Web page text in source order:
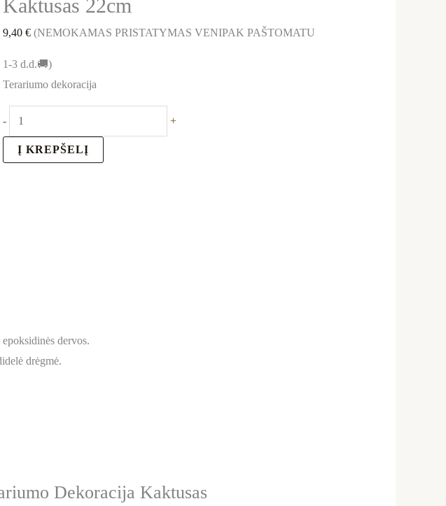
Kaktusas 22cm
9,40€ (NEMOKAMAS PRISTATYMAS VENIPAK PAŠTOMATU
1-3 d.d.🚚)
Terariumo dekoracija
- +
Į KREPŠELĮ
dervos.
drėgmė.
Dekoracija Kaktusas